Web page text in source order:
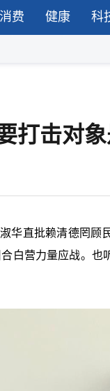
消费 健康 科
打击对
华直批赖清德罔顾
白营力量应战。也